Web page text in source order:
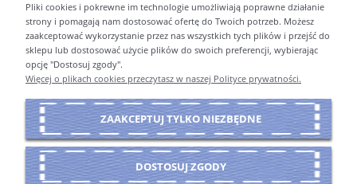
PŁATNOŚCI I DOSTAWA
INFORMACJE
O NAS
Pliki cookies i pokrewne im technologie umożliwiają poprawne działanie
strony i pomagają nam dostosować ofertę do Twoich potrzeb. Możesz
zaakceptować wykorzystanie przez nas wszystkich tych plików i przejść do
sklepu lub dostosować użycie plików do swoich preferencji, wybierając
opcję "Dostosuj zgody".
Więcej o plikach cookies przeczytasz w naszej Polityce prywatności.
ZAAKCEPTUJ TYLKO NIEZBĘDNE
DOSTOSUJ ZGODY